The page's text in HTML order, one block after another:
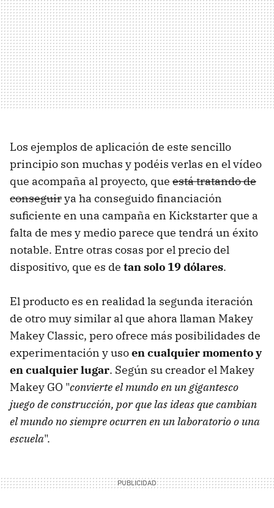
Los ejemplos de aplicación de este sencillo
principio son muchas y podéis verlas en el vídeo
que acompaña al proyecto, que está tratando de
conseguirya ha conseguido financiación
suficiente en una campaña en Kickstarter que a
falta de mes y medio parece que tendrá un éxito
notable. Entre otras cosas por el precio del
dispositivo, que es de tan solo 19 dólares.
El producto es en realidad la segunda iteración
de otro muy similar al que ahora llaman Makey
Makey Classic, pero ofrece más posibilidades de
experimentación y usoen cualquier momento y
en cualquier lugar. Según su creador el Makey
Makey GO "convierte el mundo en un gigantesco
juego de construcción, por que las ideas que cambian
el mundo no siempre ocurren en un laboratorio o una
escuela".